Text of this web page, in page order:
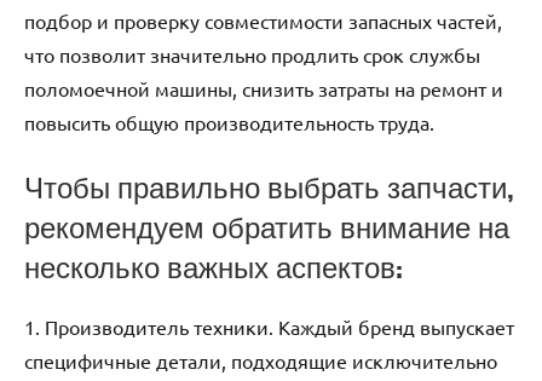
подбор и проверку совместимости запасных частей,
что позволит значительно продлить срок службы
поломоечной машины, снизить затраты на ремонт и
повысить общую производительность труда.
Чтобы правильно выбрать запчасти,
рекомендуем обратить внимание на
несколько важных аспектов:
1. Производитель техники. Каждый бренд выпускает
специфичные детали, подходящие исключительно